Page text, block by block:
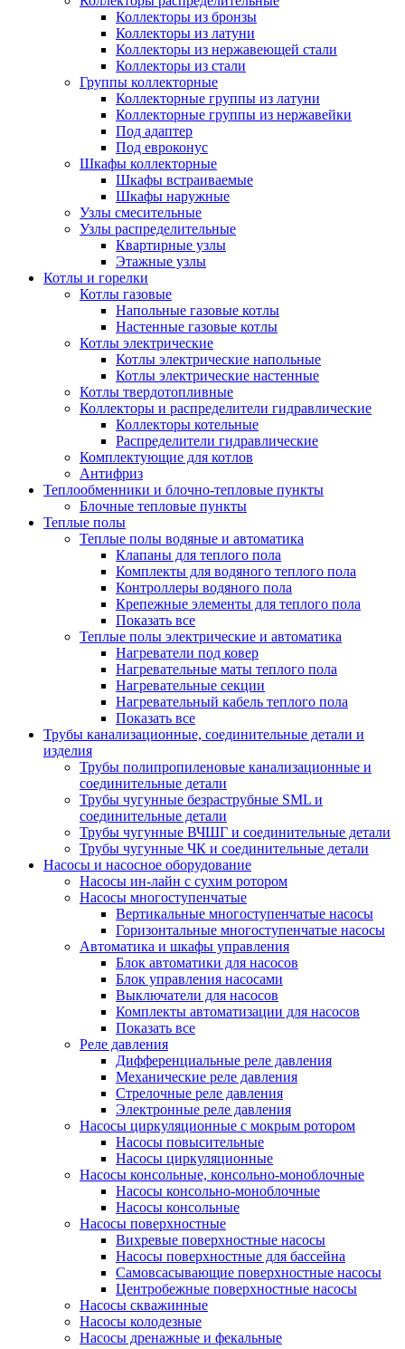
Коллекторы из бронзы
Коллекторы из латуни
Коллекторы из нержавеющей стали
Коллекторы из стали
Группы коллекторные
Коллекторные группы из латуни
Коллекторные группы из нержавейки
Под адаптер
Под евроконус
Шкафы коллекторные
Шкафы встраиваемые
Шкафы наружные
Узлы смесительные
Узлы распределительные
Квартирные узлы
Этажные узлы
Котлы и горелки
Котлы газовые
Напольные газовые котлы
Настенные газовые котлы
Котлы электрические
Котлы электрические напольные
Котлы электрические настенные
Котлы твердотопливные
Коллекторы и распределители гидравлические
Коллекторы котельные
Распределители гидравлические
Комплектующие для котлов
Антифриз
Теплообменники и блочно-тепловые пункты
Блочные тепловые пункты
Теплые полы
Теплые полы водяные и автоматика
Клапаны для теплого пола
Комплекты для водяного теплого пола
Контроллеры водяного пола
Крепежные элементы для теплого пола
Показать все
Теплые полы электрические и автоматика
Нагреватели под ковер
Нагревательные маты теплого пола
Нагревательные секции
Нагревательный кабель теплого пола
Показать все
Трубы канализационные, соединительные детали и
изделия
Трубы полипропиленовые канализационные и
соединительные детали
Трубы чугунные безраструбные SML и
соединительные детали
Трубы чугунные ВЧШГ и соединительные детали
Трубы чугунные ЧК и соединительные детали
Насосы и насосное оборудование
Насосы ин-лайн с сухим ротором
Насосы многоступенчатые
Вертикальные многоступенчатые насосы
Горизонтальные многоступенчатые насосы
Автоматика и шкафы управления
Блок автоматики для насосов
Блок управления насосами
Выключатели для насосов
Комплекты автоматизации для насосов
Показать все
Реле давления
Дифференциальные реле давления
Механические реле давления
Стрелочные реле давления
Электронные реле давления
Насосы циркуляционные с мокрым ротором
Насосы повысительные
Насосы циркуляционные
Насосы консольные, консольно-моноблочные
Насосы консольно-моноблочные
Насосы консольные
Насосы поверхностные
Вихревые поверхностные насосы
Насосы поверхностные для бассейна
Самовсасывающие поверхностные насосы
Центробежные поверхностные насосы
Насосы скважинные
Насосы колодезные
Насосы дренажные и фекальные